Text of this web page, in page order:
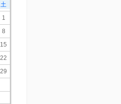
土
1
8
15
22
29